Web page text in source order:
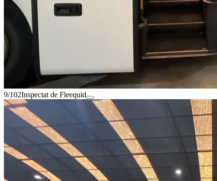
9/102Inspectat de Fleequid